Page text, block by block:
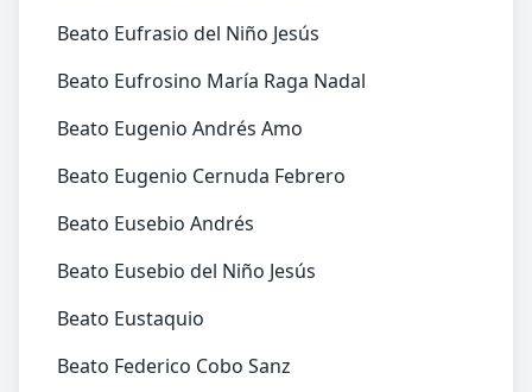
Beato Eufrasio del Niño Jesús
Beato Eufrosino María Raga Nadal
Beato Eugenio Andrés Amo
Beato Eugenio Cernuda Febrero
Beato Eusebio Andrés
Beato Eusebio del Niño Jesús
Beato Eustaquio
Beato Federico Cobo Sanz